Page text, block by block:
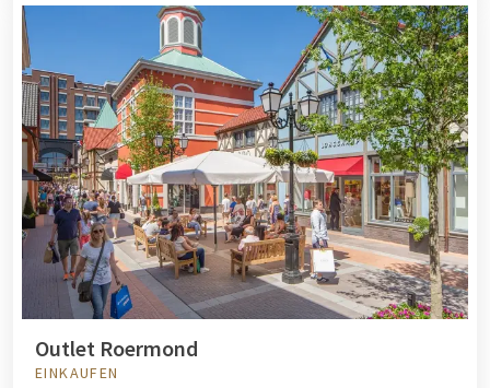
Outlet Roermond
EINKAUFEN